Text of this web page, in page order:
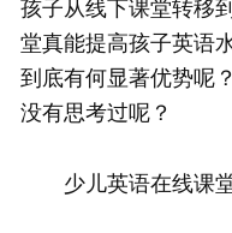
孩子从线下课堂转移
堂真能提高孩子英语
到底有何显著优势呢
没有思考过呢？
少儿英语在线课